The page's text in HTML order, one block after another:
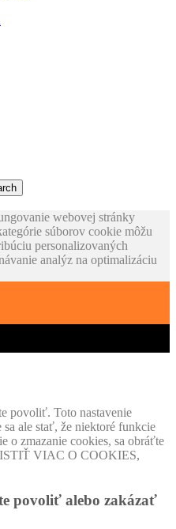
webovej stránky
súborov cookie môžu
personalizovaných
analýz na optimalizáciu
povoliť. Toto nastavenie
ale stať, že niektoré funkcie
o zmazanie cookies, sa obráťte
VIAC O COOKIES,
povoliť alebo zakázať